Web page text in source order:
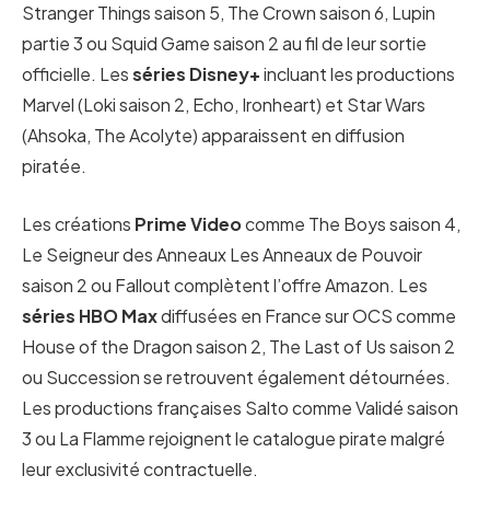
Stranger Things saison 5, The Crown saison 6, Lupin
partie 3 ou Squid Game saison 2 au fil de leur sortie
officielle. Lesséries Disney+incluant les productions
Marvel (Loki saison 2, Echo, Ironheart) et Star Wars
(Ahsoka, The Acolyte) apparaissent en diffusion
piratée.
Les créations Prime Videocomme The Boys saison 4,
Le Seigneur des Anneaux Les Anneaux de Pouvoir
saison 2 ou Fallout complètent l’offre Amazon. Les
séries HBO Maxdiffusées en France sur OCS comme
House of the Dragon saison 2, The Last of Us saison 2
ou Succession se retrouvent également détournées.
Les productions françaises Salto comme Validé saison
3 ou La Flamme rejoignent le catalogue pirate malgré
leur exclusivité contractuelle.